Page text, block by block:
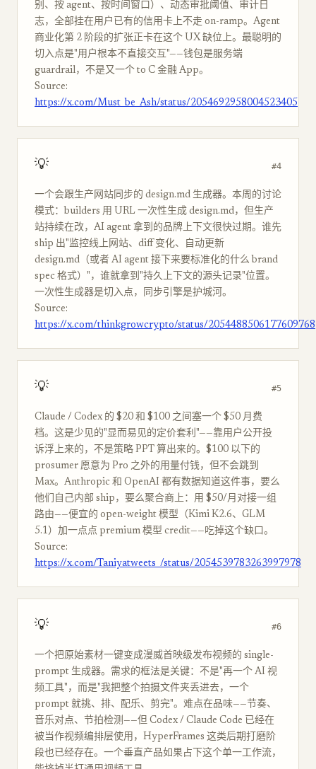
别、按 agent、按时间窗口）、动态审批阈值、审计日
志，全部挂在用户已有的信用卡上不走 on-ramp。Agent
商业化第 2 阶段的扩张正卡在这个 UX 缺位上。最聪明的
切入点是"用户根本不直接交互"——钱包是服务端
guardrail，不是又一个 to C 金融 App。
Source:
https://x.com/Must_be_Ash/status/2054692958004523405
💡 #4
一个会跟生产网站同步的 design.md 生成器。本周的讨论
模式：builders 用 URL 一次性生成 design.md，但生产
站持续在改，AI agent 拿到的品牌上下文很快过期。谁先
ship 出"监控线上网站、diff 变化、自动更新
design.md（或者 AI agent 接下来要标准化的什么 brand
spec 格式）"，谁就拿到"持久上下文的源头记录"位置。
一次性生成器是切入点，同步引擎是护城河。
Source:
https://x.com/thinkgrowcrypto/status/2054488506177609768
💡 #5
Claude / Codex 的 $20 和 $100 之间塞一个 $50 月费
档。这是少见的"显而易见的定价套利"——靠用户公开投
诉浮上来的，不是策略 PPT 算出来的。$100 以下的
prosumer 愿意为 Pro 之外的用量付钱，但不会跳到
Max。Anthropic 和 OpenAI 都有数据知道这件事，要么
他们自己内部 ship，要么聚合商上：用 $50/月对接一组
路由——便宜的 open-weight 模型（Kimi K2.6、GLM
5.1）加一点点 premium 模型 credit——吃掉这个缺口。
Source:
https://x.com/Taniyatweets_/status/2054539783263997978
💡 #6
一个把原始素材一键变成漫威首映级发布视频的 single-
prompt 生成器。需求的框法是关键：不是"再一个 AI 视
频工具"，而是"我把整个拍摄文件夹丢进去，一个
prompt 就挑、排、配乐、剪完"。难点在品味——节奏、
音乐对点、节拍检测——但 Codex / Claude Code 已经在
被当作视频编排层使用，HyperFrames 这类后期打磨阶
段也已经存在。一个垂直产品如果占下这个单一工作流，